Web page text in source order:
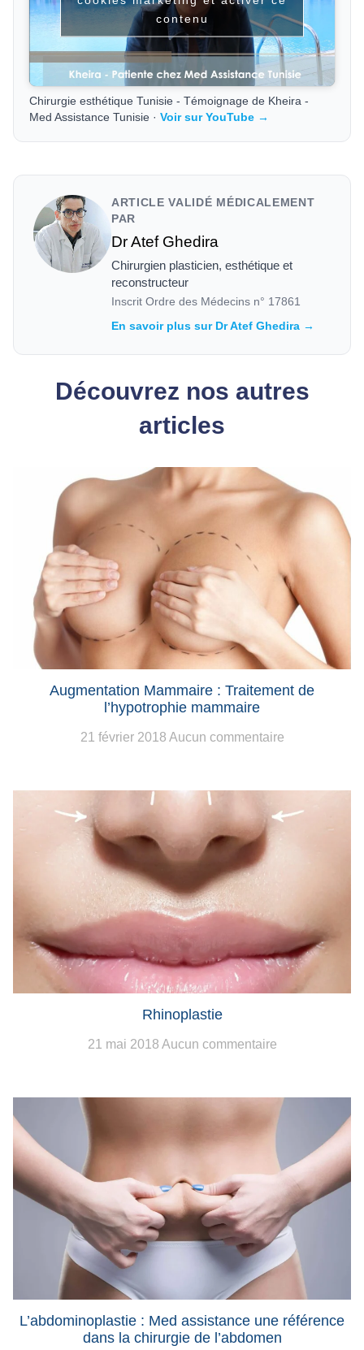
contenu
Chirurgie esthétique Tunisie - Témoignage de Kheira -
Med Assistance Tunisie ·Voir sur YouTube →
ARTICLE VALIDÉ MÉDICALEMENT
PAR
Dr Atef Ghedira
Chirurgien plasticien, esthétique et
reconstructeur
Inscrit Ordre des Médecins n° 17861
En savoir plus sur Dr Atef Ghedira →
Découvrez nos autres
articles
Augmentation Mammaire : Traitement de
l’hypotrophie mammaire
21 février 2018 Aucun commentaire
Rhinoplastie
21 mai 2018 Aucun commentaire
L’abdominoplastie : Med assistance une référence
dans la chirurgie de l’abdomen